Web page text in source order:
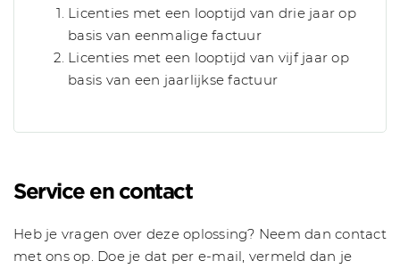
Licenties met een looptijd van drie jaar op
basis van eenmalige factuur
Licenties met een looptijd van vijf jaar op
basis van een jaarlijkse factuur
Service en contact
Heb je vragen over deze oplossing? Neem dan contact
met ons op. Doe je dat per e-mail, vermeld dan je